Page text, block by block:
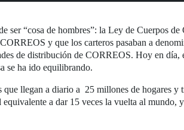
ser “cosa de hombres”: la Ley de Cuerpos
y que los carteros pasaban a
de distribución de CORREOS. Hoy en
se ha ido equilibrando.
llegan a diario a 25 millones de hogares y
a dar 15 veces la vuelta al mundo,